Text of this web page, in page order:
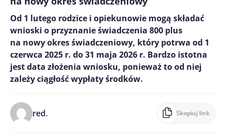
Od 1 lutego rodzice i opiekunowie mogą składać
wnioski o przyznanie świadczenia 800 plus
na nowy okres świadczeniowy, który potrwa od 1
czerwca 2025 r. do 31 maja 2026 r. Bardzo istotna
jest data złożenia wniosku, ponieważ to od niej
zależy ciągłość wypłaty środków.
red. Skopiuj link